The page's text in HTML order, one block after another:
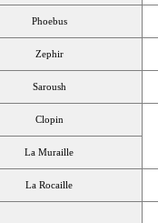
Phoebus
Zephir
Saroush
Clopin
La Muraille
La Rocaille